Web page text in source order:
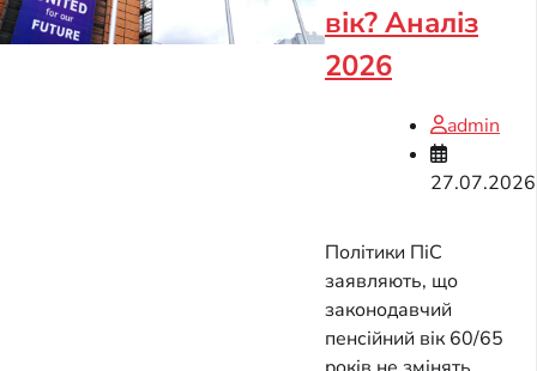
вік? Аналіз
2026
admin
27.07.2026
Політики ПіС
заявляють, що
законодавчий
пенсійний вік 60/65